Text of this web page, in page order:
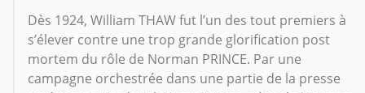
Dès 1924, William THAW fut l’un des tout premiers à
s’élever contre une trop grande glorification post
mortem du rôle de Norman PRINCE. Par une
campagne orchestrée dans une partie de la presse